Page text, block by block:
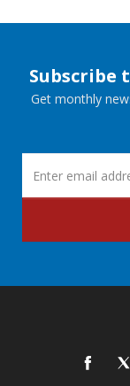
Subscribe
Get monthly